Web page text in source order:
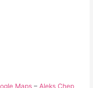
Maps– Aleks Chep